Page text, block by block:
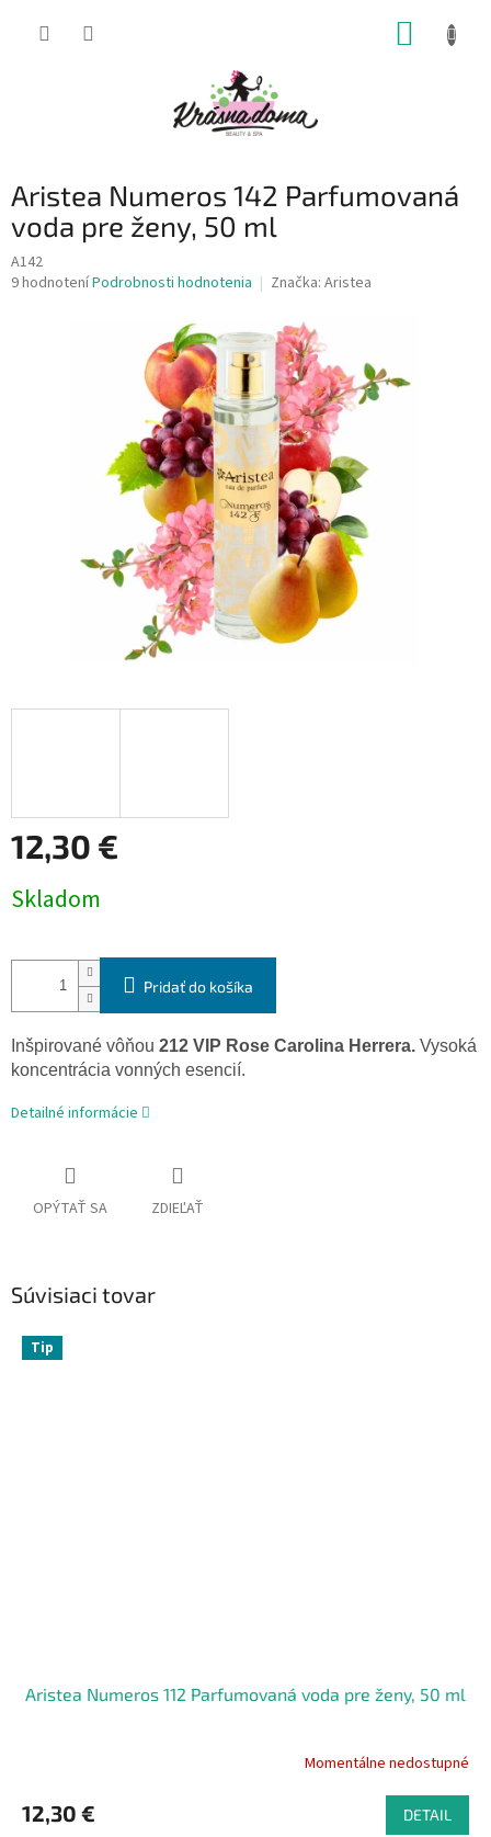
Aristea Numeros 142 Parfumovaná
voda pre ženy, 50 ml
A142
Priemerné
9 hodnoteníPodrobnosti hodnotenia Značka: Aristea
12,30 €
cena:
Skladom
Pridať do košíka
Inšpirované vôňou 212 VIP Rose Carolina Herrera. Vysoká
koncentrácia vonných esencií.
Detailné informácie
OPÝTAŤ SA ZDIEĽAŤ
Súvisiaci tovar
Tip
Aristea Numeros 112 Parfumovaná voda pre ženy, 50 ml
Momentálne nedostupné
12,30 € DETAIL